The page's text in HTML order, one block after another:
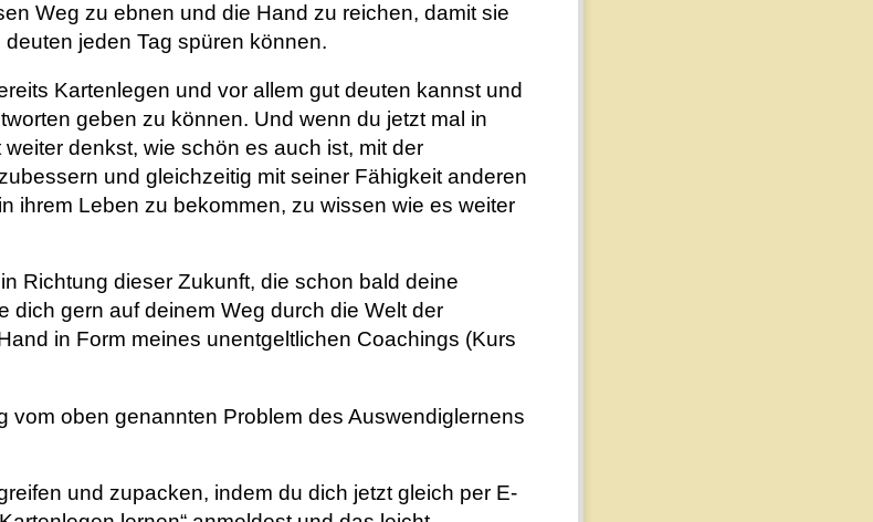
Weg zu ebnen und die Hand zu reichen, damit sie
jeden Tag spüren können.
Kartenlegen und vor allem gut deuten kannst und
geben zu können. Und wenn du jetzt mal in
denkst, wie schön es auch ist, mit der
und gleichzeitig mit seiner Fähigkeit anderen
ihrem Leben zu bekommen, zu wissen wie es weiter
Richtung dieser Zukunft, die schon bald deine
dich gern auf deinem Weg durch die Welt der
in Form meines unentgeltlichen Coachings (Kurs
vom oben genannten Problem des Auswendiglernens
und zupacken, indem du dich jetzt gleich per E-